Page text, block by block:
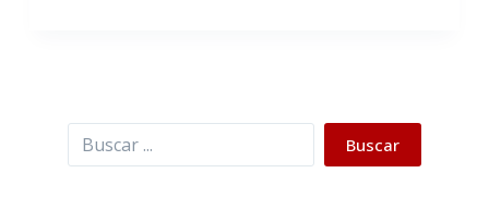
Buscar Buscar